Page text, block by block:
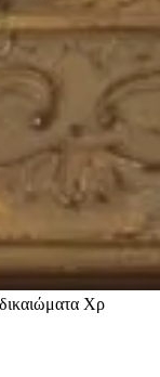
Χρ